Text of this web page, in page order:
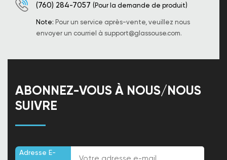
(760) 284-7057 (Pour la demande de produit)
Note: Pour un service après-vente, veuillez nous
envoyer un courriel à support@glassouse.com.
ABONNEZ-VOUS À NOUS/NOUS
SUIVRE
Adresse E-